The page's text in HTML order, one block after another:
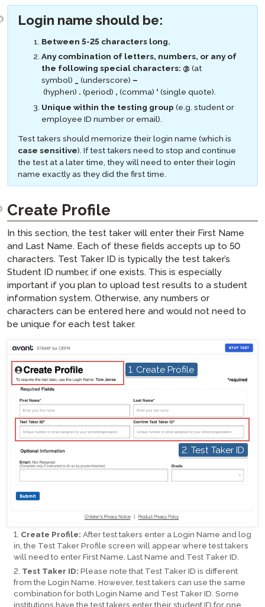
Login name should be:
Between 5-25 characters long.
Any combination of letters, numbers, or any of
the following special characters: @ (at
symbol)
(underscore) –
(hyphen) . (period) , (comma) ‘ (single quote).
Unique within the testing group (e.g. student or
employee ID number or email).
Test takers should memorize their login name (which is
case sensitive). If test takers need to stop and continue
the test at a later time, they will need to enter their login
name exactly as they did the first time.
Create Profile
In this section, the test taker will enter their First Name
and Last Name. Each of these fields accepts up to 50
characters. Test Taker ID is typically the test taker’s
Student ID number, if one exists. This is especially
important if you plan to upload test results to a student
information system. Otherwise, any numbers or
characters can be entered here and would not need to
be unique for each test taker.
hotspot 1. Create Profile
hotspot
2. Test Taker ID
Create Profile: After test takers enter a Login Name and log
in, the Test Taker Profile screen will appear where test takers
will need to enter First Name, Last Name and Test Taker ID.
Test Taker ID: Please note that Test Taker ID is different
from the Login Name. However, test takers can use the same
combination for both Login Name and Test Taker ID. Some
institutions have the test takers enter their student ID for one